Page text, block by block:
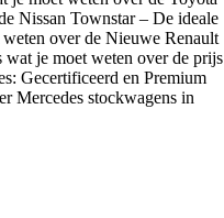
Nissan Townstar – De ideale
over de Nieuwe Renault
je moet weten over de prijs
Gecertificeerd en Premium
Mercedes stockwagens in